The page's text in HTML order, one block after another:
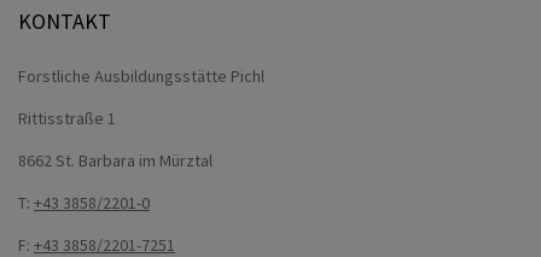
KONTAKT
Forstliche Ausbildungsstätte Pichl
Rittisstraße 1
8662 St. Barbara im Mürztal
T: +43 3858/2201-0
F: +43 3858/2201-7251